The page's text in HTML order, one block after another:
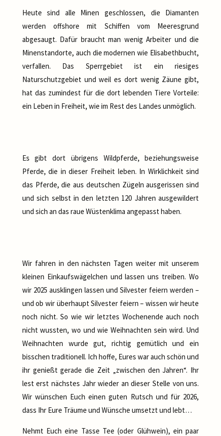
Heute sind alle Minen geschlossen, die Diamanten
werden offshore mit Schiffen vom Meeresgrund
abgesaugt. Dafür braucht man wenig Arbeiter und die
Minenstandorte, auch die modernen wie Elisabethbucht,
verfallen. Das Sperrgebiet ist ein riesiges
Naturschutzgebiet und weil es dort wenig Zäune gibt,
hat das zumindest für die dort lebenden Tiere Vorteile:
ein Leben in Freiheit, wie im Rest des Landes unmöglich.
Es gibt dort übrigens Wildpferde, beziehungsweise
Pferde, die in dieser Freiheit leben. In Wirklichkeit sind
das Pferde, die aus deutschen Zügeln ausgerissen sind
und sich selbst in den letzten 120 Jahren ausgewildert
und sich an das raue Wüstenklima angepasst haben.
Wir fahren in den nächsten Tagen weiter mit unserem
kleinen Einkaufswägelchen und lassen uns treiben. Wo
wir 2025 ausklingen lassen und Silvester feiern werden –
und ob wir überhaupt Silvester feiern – wissen wir heute
noch nicht. So wie wir letztes Wochenende auch noch
nicht wussten, wo und wie Weihnachten sein wird. Und
Weihnachten wurde gut, richtig gemütlich und ein
bisschen traditionell. Ich hoffe, Eures war auch schön und
ihr genießt gerade die Zeit „zwischen den Jahren“. Ihr
lest erst nächstes Jahr wieder an dieser Stelle von uns.
Wir wünschen Euch einen guten Rutsch und für 2026,
dass Ihr Eure Träume und Wünsche umsetzt und lebt…
Nehmt Euch eine Tasse Tee (oder Glühwein), ein paar